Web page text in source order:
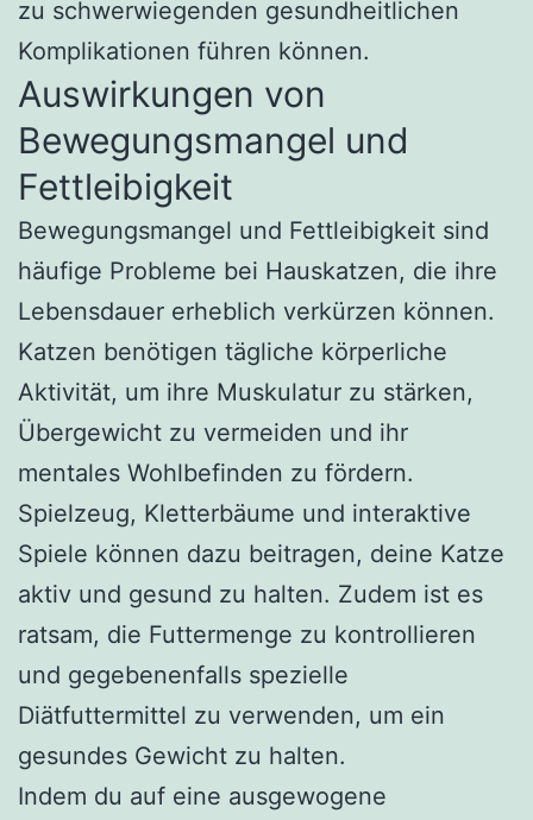
zu schwerwiegenden gesundheitlichen
Komplikationen führen können.
Auswirkungen von
Bewegungsmangel und
Fettleibigkeit
Bewegungsmangel und Fettleibigkeit sind
häufige Probleme bei Hauskatzen, die ihre
Lebensdauer erheblich verkürzen können.
Katzen benötigen tägliche körperliche
Aktivität, um ihre Muskulatur zu stärken,
Übergewicht zu vermeiden und ihr
mentales Wohlbefinden zu fördern.
Spielzeug, Kletterbäume und interaktive
Spiele können dazu beitragen, deine Katze
aktiv und gesund zu halten. Zudem ist es
ratsam, die Futtermenge zu kontrollieren
und gegebenenfalls spezielle
Diätfuttermittel zu verwenden, um ein
gesundes Gewicht zu halten.
Indem du auf eine ausgewogene